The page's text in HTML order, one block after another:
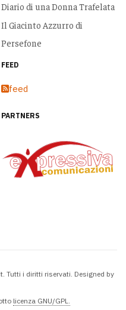
Diario di una Donna Trafelata
Il Giacinto Azzurro di
Persefone
FEED
feed
PARTNERS
Tutti i diritti riservati. Designed by
licenza GNU/GPL.